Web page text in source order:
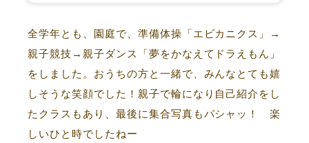
全学年とも、園庭で、準備体操「エビカニクス」→
親子競技→親子ダンス「夢をかなえてドラえもん」
をしました。おうちの方と一緒で、みんなとても嬉
しそうな笑顔でした！親子で輪になり自己紹介をし
たクラスもあり、最後に集合写真もパシャッ！ 楽
しいひと時でしたねー